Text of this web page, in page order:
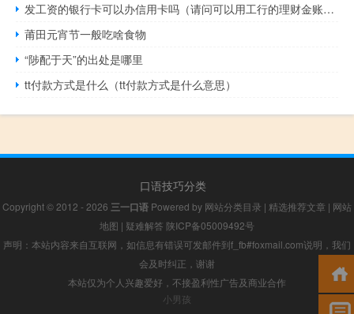
发工资的银行卡可以办信用卡吗（请问可以用工行的理财金账户卡申请信用卡吗）
莆田元宵节一般吃啥食物
“陟配于天”的出处是哪里
tt付款方式是什么（tt付款方式是什么意思）
口语技巧分类
Copyright © 2012 - 2026 三一口语 Powered by 网站分类目录 | 精选推荐文章 | 网站
地图 | 疑难解答 陕ICP备05009492号
声明：本站内容来自互联网，如信息有错误可发邮件到f_fb#foxmail.com说明，我们
会及时纠正，谢谢
本站仅为个人兴趣爱好，不接盈利性广告及商业合作
小男孩